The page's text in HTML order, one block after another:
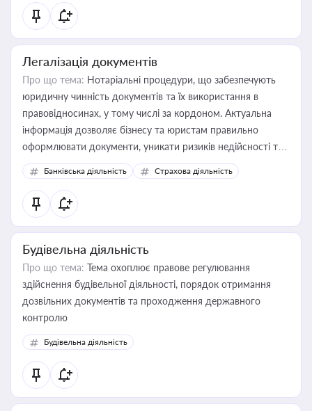
статусу суб'єктів оціночної діяльності
Легалізація документів
Про що тема: Нотаріальні процедури, що забезпечують
юридичну чинність документів та їх використання в
правовідносинах, у тому числі за кордоном. Актуальна
інформація дозволяє бізнесу та юристам правильно
оформлювати документи, уникати ризиків недійсності та
забезпечувати їх належне прийняття органами влади та
контрагентами
Банківська діяльність Страхова діяльність
Будівельна діяльність
Про що тема: Тема охоплює правове регулювання
здійснення будівельної діяльності, порядок отримання
дозвільних документів та проходження державного
контролю
Будівельна діяльність